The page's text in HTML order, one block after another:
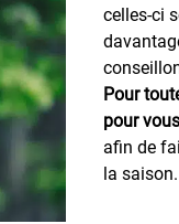
celles-ci
Pour
pour
afin de
la saison.